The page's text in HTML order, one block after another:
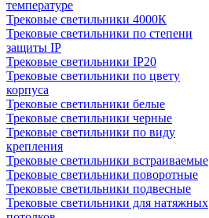
температуре
Трековые светильники 4000К
Трековые светильники по степени
защиты IP
Трековые светильники IP20
Трековые светильники по цвету
корпуса
Трековые светильники белые
Трековые светильники черные
Трековые светильники по виду
крепления
Трековые светильники встраиваемые
Трековые светильники поворотные
Трековые светильники подвесные
Трековые светильники для натяжных